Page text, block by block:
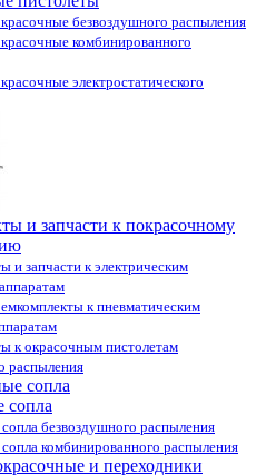
безвоздушного распыления
комбинированного
электростатического
и запчасти к покрасочному
и запчасти к электрическим
к пневматическим
к окрасочным пистолетам
распыления
сопла
безвоздушного распыления
комбинированного распыления